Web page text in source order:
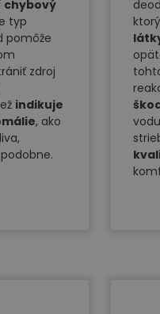
chybový
typ
pomôže
zdroj
indikuje
, ako
ktorý